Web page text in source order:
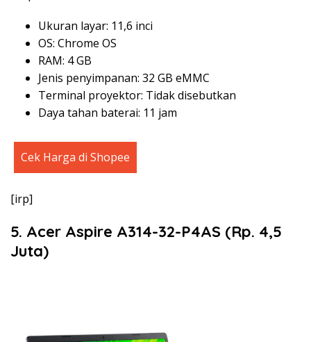
Ukuran layar: 11,6 inci
OS: Chrome OS
RAM: 4 GB
Jenis penyimpanan: 32 GB eMMC
Terminal proyektor: Tidak disebutkan
Daya tahan baterai: 11 jam
Cek Harga di Shopee
[irp]
5. Acer Aspire A314-32-P4AS (Rp. 4,5
Juta)